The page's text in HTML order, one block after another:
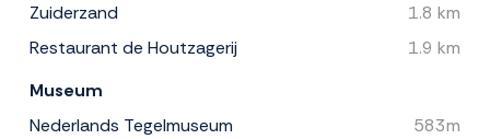
Zuiderzand
1.8 km
Restaurant de Houtzagerij
1.9 km
Museum
Nederlands Tegelmuseum
583m